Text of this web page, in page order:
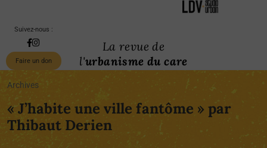
Suivez-nous :
Faire un don
La revue de
l'urbanisme du care
Archives
« J’habite une ville fantôme » par
Thibaut Derien